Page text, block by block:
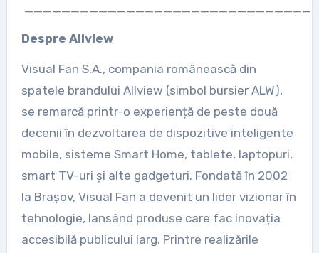
Despre Allview
Visual Fan S.A., compania românească din
spatele brandului Allview (simbol bursier ALW),
se remarcă printr-o experiență de peste două
decenii în dezvoltarea de dispozitive inteligente
mobile, sisteme Smart Home, tablete, laptopuri,
smart TV-uri și alte gadgeturi. Fondată în 2002
la Brașov, Visual Fan a devenit un lider vizionar în
tehnologie, lansând produse care fac inovația
accesibilă publicului larg. Printre realizările